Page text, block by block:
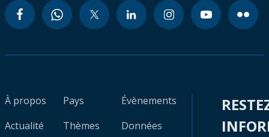
À propos
Actualité
Pays
Thèmes
Évènements
Données